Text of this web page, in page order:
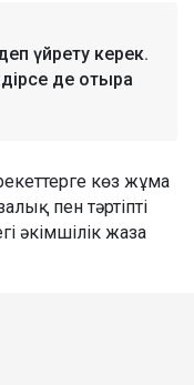
үйрету керек.
де отыра
көз жұма
пен тәртіпті
әкімшілік жаза